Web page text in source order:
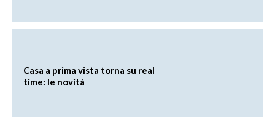
Casa a prima vista torna su real
time: le novità